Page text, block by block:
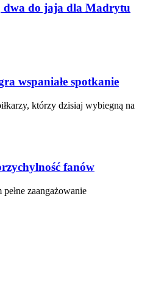
dwa do jaja dla Madrytu
wspaniałe spotkanie
którzy dzisiaj wybiegną na
fanów
zaangażowanie